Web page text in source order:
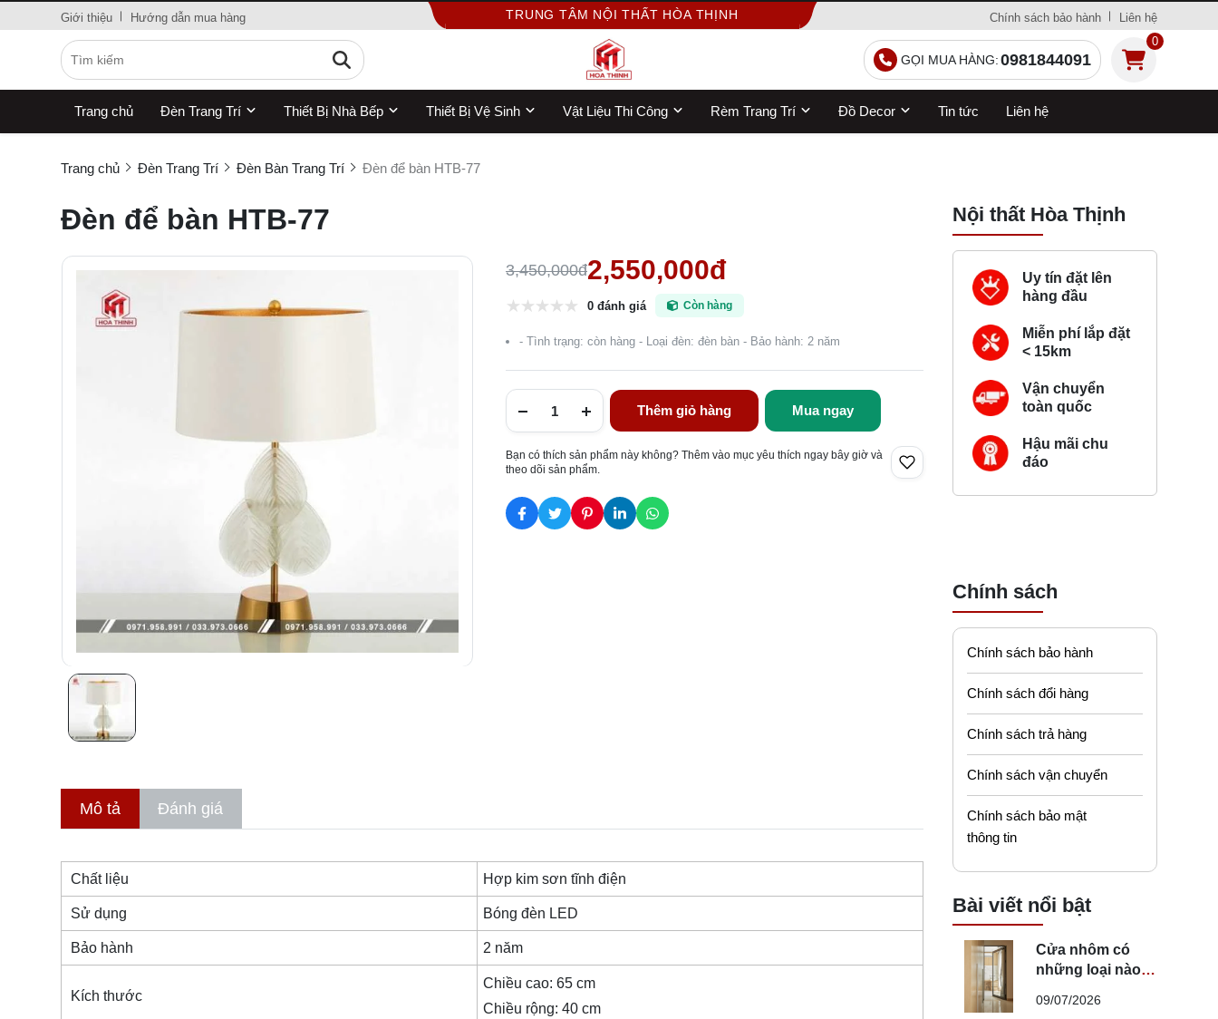
Giới thiệu Hướng dẫn mua hàng TRUNG TÂM NỘI THẤT HÒA THỊNH Chính sách bảo hành Liên hệ
GỌI MUA HÀNG:0981844091
0
Trang chủ Đèn Trang Trí Thiết Bị Nhà Bếp Thiết Bị Vệ Sinh Vật Liệu Thi Công Rèm Trang Trí Đồ Decor Tin tức Liên hệ
Trang chủ Đèn Trang Trí Đèn Bàn Trang Trí Đèn để bàn HTB-77
Đèn để bàn HTB-77
3,450,000đ2,550,000đ
0 đánh giá Còn hàng
- Tình trạng: còn hàng - Loại đèn: đèn bàn - Bảo hành: 2 năm
Thêm giỏ hàng Mua ngay
Bạn có thích sản phẩm này không? Thêm vào mục yêu thích ngay bây giờ và
theo dõi sản phẩm.
Mô tả Đánh giá
Chất liệu Hợp kim sơn tĩnh điện
Sử dụng Bóng đèn LED
Bảo hành 2 năm
Kích thước
Chiều cao: 65 cm
Chiều rộng: 40 cm
Nội thất Hòa Thịnh
Uy tín đặt lên
hàng đầu
Miễn phí lắp đặt
< 15km
Vận chuyển
toàn quốc
Hậu mãi chu
đáo
Chính sách
Chính sách bảo hành
Chính sách đổi hàng
Chính sách trả hàng
Chính sách vận chuyển
Chính sách bảo mật
thông tin
Bài viết nổi bật
Cửa nhôm có
những loại nào?
nhôm phù hợp
09/07/2026